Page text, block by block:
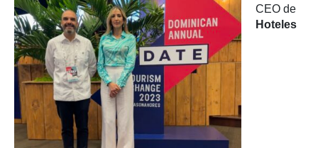
CEO de
Hoteles